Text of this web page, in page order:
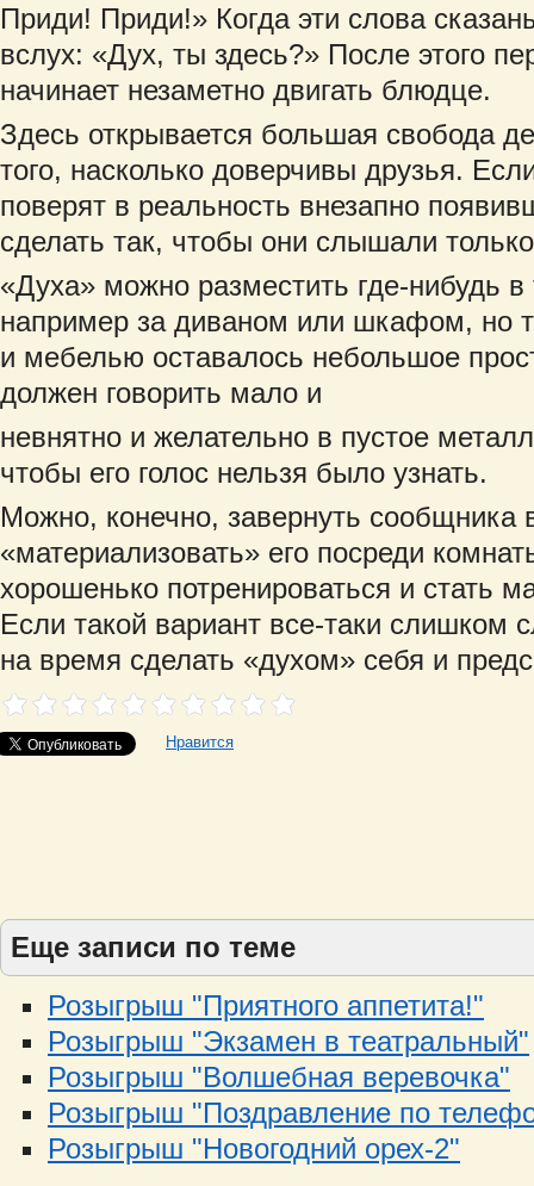
Приди! Приди!» Когда эти слова
вслух: «Дух, ты здесь?» После этого
начинает незаметно двигать блюдце.
Здесь открывается большая свобода
того, насколько доверчивы друзья.
поверят в реальность внезапно
сделать так, чтобы они слышали только
«Духа» можно разместить где-нибудь
например за диваном или шкафом, но
и мебелью оставалось небольшое
должен говорить мало и
невнятно и желательно в пустое
чтобы его голос нельзя было узнать.
Можно, конечно, завернуть сообщника
«материализовать» его посреди
хорошенько потренироваться и стать
Если такой вариант все-таки слишком
на время сделать «духом» себя и
Нравится
Еще записи по теме
Розыгрыш "Приятного аппетита!"
Розыгрыш "Экзамен в театральный"
Розыгрыш "Волшебная веревочка"
Розыгрыш "Поздравление по
Розыгрыш "Новогодний орех-2"